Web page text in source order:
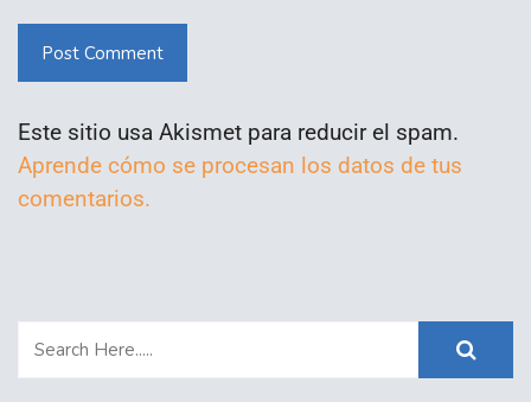
Post Comment
Este sitio usa Akismet para reducir el spam.
Aprende cómo se procesan los datos de tus
comentarios.